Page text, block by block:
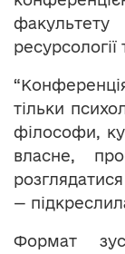
тільки
філософи,
власне,
—
Формат